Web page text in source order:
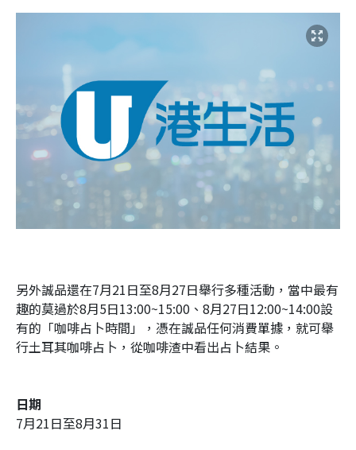
另外誠品還在7月21日至8月27日舉行多種活動，當中最有
趣的莫過於8月5日13:00~15:00、8月27日12:00~14:00設
有的「咖啡占卜時間」，憑在誠品任何消費單據，就可舉
行土耳其咖啡占卜，從咖啡渣中看出占卜結果。
日期
7月21日至8月31日